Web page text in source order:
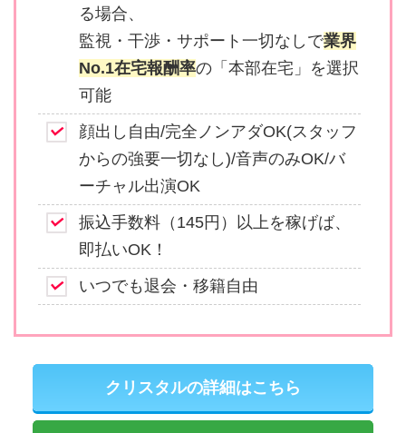
る場合、
監視・干渉・サポート一切なしで業界
No.1在宅報酬率の「本部在宅」を選択
可能
顔出し自由/完全ノンアダOK(スタッフ
からの強要一切なし)/音声のみOK/バ
ーチャル出演OK
振込手数料（145円）以上を稼げば、
即払いOK！
いつでも退会・移籍自由
クリスタルの詳細はこちら